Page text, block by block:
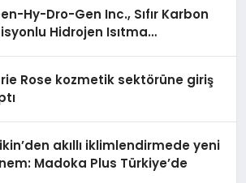
Hy-Dro-Gen Inc., Sıfır Karbon
Hidrojen Isıtma
Rose kozmetik sektörüne giriş
akıllı iklimlendirmede yeni
Madoka Plus Türkiye’de